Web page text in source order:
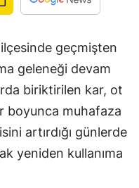
ilçesinde geçmişten
geleneği devam
biriktirilen kar, ot
boyunca muhafaza
artırdığı günlerde
yeniden kullanıma